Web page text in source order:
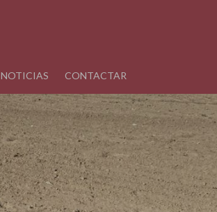
NOTICIAS CONTACTAR